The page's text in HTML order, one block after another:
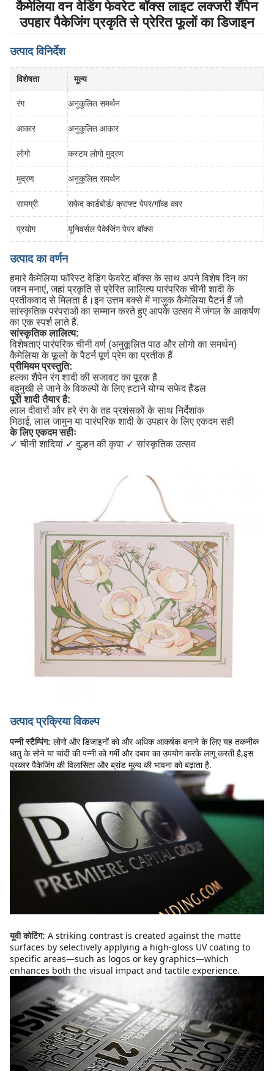
कैमेलिया वन वेडिंग फेवरेट बॉक्स लाइट लक्जरी शैंपेन
उपहार पैकेजिंग प्रकृति से प्रेरित फूलों का डिजाइन
उत्पाद विनिर्देश
विशेषता मूल्य
रंग अनुकूलित समर्थन
आकार अनुकूलित आकार
लोगो कस्टम लोगो मुद्रण
मुद्रण अनुकूलित समर्थन
सामग्री सफेद कार्डबोर्ड/ क्राफ्ट पेपर/गॉव्ड कार
प्रयोग यूनिवर्सल पैकेजिंग पेपर बॉक्स
उत्पाद का वर्णन
हमारे कैमेलिया फॉरेस्ट वेडिंग फेवरेट बॉक्स के साथ अपने विशेष दिन का
जश्न मनाएं, जहां प्रकृति से प्रेरित लालित्य पारंपरिक चीनी शादी के
प्रतीकवाद से मिलता है।इन उत्तम बक्से में नाजुक कैमेलिया पैटर्न हैं जो
सांस्कृतिक परंपराओं का सम्मान करते हुए आपके उत्सव में जंगल के आकर्षण
का एक स्पर्श लाते हैं.
सांस्कृतिक लालित्य:
विशेषताएं पारंपरिक चीनी वर्ण (अनुकूलित पाठ और लोगो का समर्थन)
कैमेलिया के फूलों के पैटर्न पूर्ण प्रेम का प्रतीक हैं
प्रीमियम प्रस्तुति:
हल्का शैंपेन रंग शादी की सजावट का पूरक है
बहुमुखी ले जाने के विकल्पों के लिए हटाने योग्य सफेद हैंडल
पूरी शादी तैयार है:
लाल दीवारों और हरे रंग के तह प्रशंसकों के साथ निर्देशांक
मिठाई, लाल जामुन या पारंपरिक शादी के उपहार के लिए एकदम सही
के लिए एकदम सहीः
✓ चीनी शादियां ✓ दुल्हन की कृपा ✓ सांस्कृतिक उत्सव
उत्पाद प्रक्रिया विकल्प
पन्नी स्टैम्पिंग: लोगो और डिजाइनों को और अधिक आकर्षक बनाने के लिए यह तकनीक
धातु के सोने या चांदी की पन्नी को गर्मी और दबाव का उपयोग करके लागू करती है,इस
प्रकार पैकेजिंग की विलासिता और ब्रांड मूल्य की भावना को बढ़ाता है.
यूवी कोटिंग: A striking contrast is created against the matte
surfaces by selectively applying a high-gloss UV coating to
specific areas—such as logos or key graphics—which
enhances both the visual impact and tactile experience.